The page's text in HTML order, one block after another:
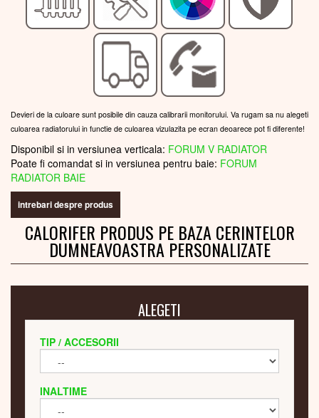
Devieri de la culoare sunt posibile din cauza calibrarii monitorului. Va rugam sa nu alegeti
culoarea radiatorului in functie de culoarea vizulazita pe ecran deoarece pot fi diferente!
Disponibil si in versiunea verticala: FORUM V RADIATOR
Poate fi comandat si in versiunea pentru baie: FORUM
RADIATOR BAIE
intrebari despre produs
CALORIFER PRODUS PE BAZA CERINTELOR
DUMNEAVOASTRA PERSONALIZATE
ALEGETI
TIP / ACCESORII
INALTIME